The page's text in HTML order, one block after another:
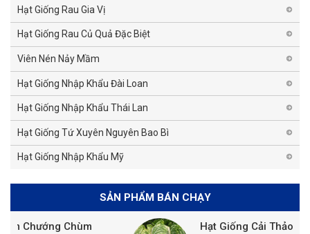
Hạt Giống Rau Gia Vị
Hạt Giống Rau Củ Quả Đặc Biệt
Viên Nén Nảy Mầm
Hạt Giống Nhập Khẩu Đài Loan
Hạt Giống Nhập Khẩu Thái Lan
Hạt Giống Tứ Xuyên Nguyên Bao Bì
Hạt Giống Nhập Khẩu Mỹ
SẢN PHẨM BÁN CHẠY
Chùm Hạt Giống Cải Thảo